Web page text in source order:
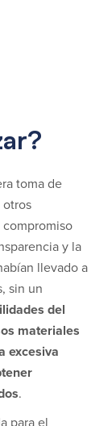
toma de
y la
llevado a
sin un
del
materiales
excesiva
.